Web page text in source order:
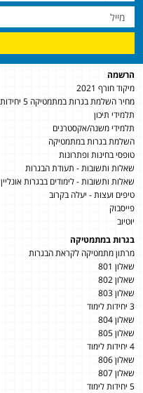
הרשמה
מיקוד חורף 2021
מחיר השלמת בגרות במתמטיקה 5 יחידות
תלמידי תיכון
תלמידי משנה/אקסטרנים
השלמת בגרות במתמטיקה
טופסי בחינות ופתרונות
שאלות ותשובות - תעודת הבגרות
שאלות ותשובות - לימודים בבגרות אונליין
טיפים ועצות - יעלה בקרוב
פייסבוק
יוטיוב
בגרות במתמטיקה
מרתון מתמטיקה לקראת הבגרות
שאלון 801
שאלון 802
שאלון 803
3 יחידות לימוד
שאלון 804
שאלון 805
4 יחידות לימוד
שאלון 806
שאלון 807
5 יחידות לימוד